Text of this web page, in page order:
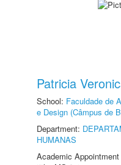
Patricia
School: Faculdade de
e Design (Câmpus de
Department:
HUMANAS
Academic